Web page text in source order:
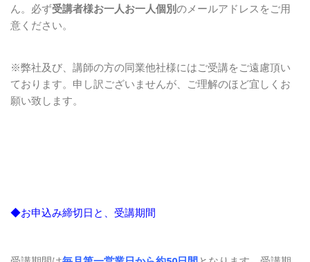
ん。必ず受講者様お一人お一人個別のメールアドレスをご用
意ください。
※弊社及び、講師の方の同業他社様にはご受講をご遠慮頂い
ております。申し訳ございませんが、ご理解のほど宜しくお
願い致します。
◆お申込み締切日と、受講期間